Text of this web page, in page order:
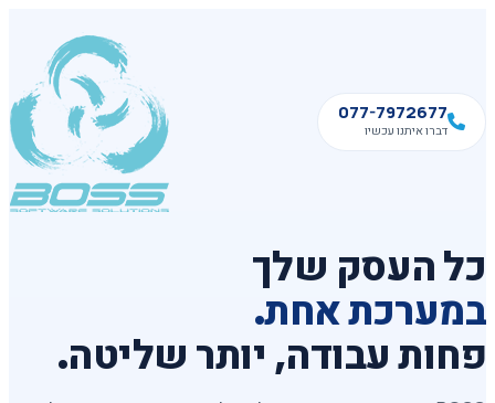
077-7972677
דברו איתנו עכשיו
כל העסק שלך
במערכת אחת.
פחות עבודה, יותר שליטה.